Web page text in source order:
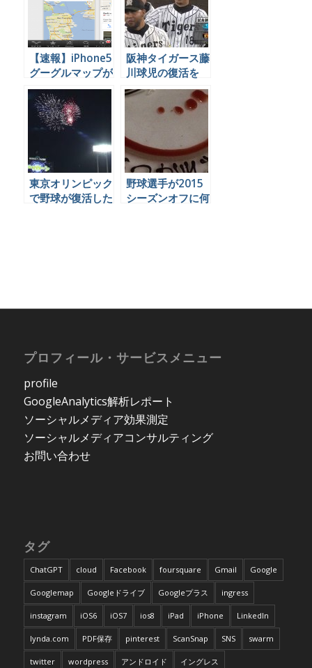
【速報】iPhone5
グーグルマップが
復活！
阪神タイガース藤
川球児の復活を
Twitter民はどう
見たか、まとめ
東京オリンピック
で野球が復活した
野球選手が2015
シーズンオフに何
プロフィール・サービスメニュー
profile
GoogleAnalytics解析レポート
ソーシャルメディア効果測定
ソーシャルメディアコンサルティング
お問い合わせ
タグ
ChatGPT cloud Facebook foursquare Gmail Google
Googlemap Googleドライブ Googleプラス ingress
instagram iOS6 iOS7 ios8 iPad iPhone LinkedIn
lynda.com PDF保存 pinterest ScanSnap SNS swarm
twitter wordpress アンドロイド イングレス